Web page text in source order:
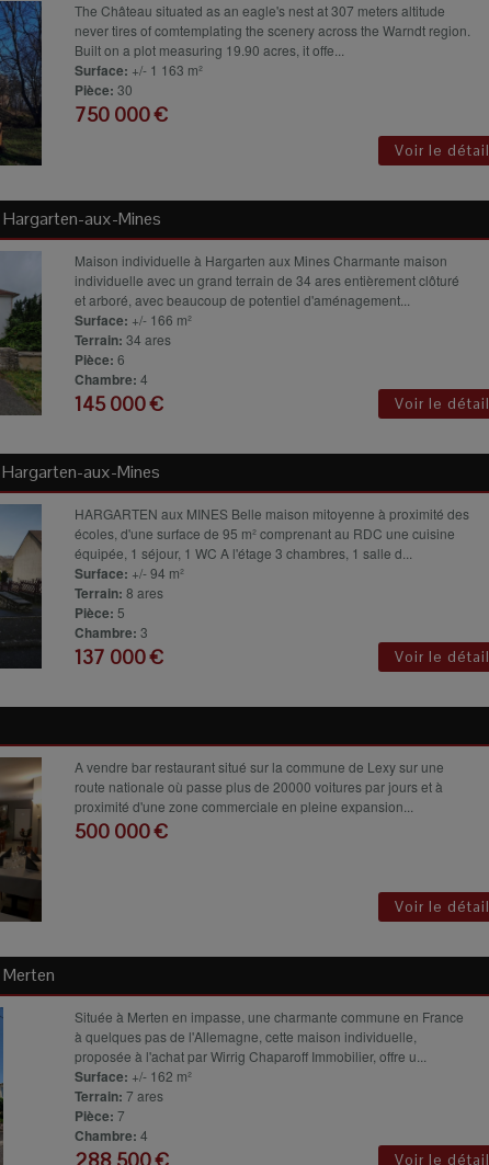
The Château situated as an eagle's nest at 307 meters altitude
never tires of comtemplating the scenery across the Warndt region.
Built on a plot measuring 19.90 acres, it offe...
Surface: +/- 1 163 m²
Pièce: 30
750 000 €
Voir le détail
Hargarten-aux-Mines
Maison individuelle à Hargarten aux Mines Charmante maison
individuelle avec un grand terrain de 34 ares entièrement clôturé
et arboré, avec beaucoup de potentiel d'aménagement...
Surface: +/- 166 m²
Terrain: 34 ares
Pièce: 6
Chambre: 4
145 000 € Voir le détail
Hargarten-aux-Mines
HARGARTEN aux MINES Belle maison mitoyenne à proximité des
écoles, d'une surface de 95 m² comprenant au RDC une cuisine
équipée, 1 séjour, 1 WC A l'étage 3 chambres, 1 salle d...
Surface: +/- 94 m²
Terrain: 8 ares
Pièce: 5
Chambre: 3
137 000 € Voir le détail
A vendre bar restaurant situé sur la commune de Lexy sur une
route nationale où passe plus de 20000 voitures par jours et à
proximité d'une zone commerciale en pleine expansion...
500 000 €
Voir le détail
Merten
Située à Merten en impasse, une charmante commune en France
à quelques pas de l'Allemagne, cette maison individuelle,
proposée à l'achat par Wirrig Chaparoff Immobilier, offre u...
Surface: +/- 162 m²
Terrain: 7 ares
Pièce: 7
Chambre: 4
Voir le détail